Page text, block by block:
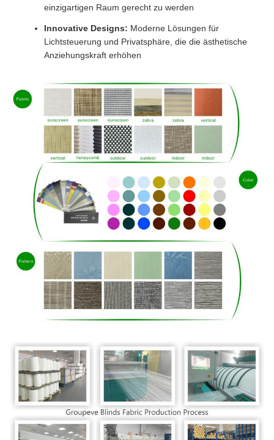
einzigartigen Raum gerecht zu werden
Innovative Designs: Moderne Lösungen für
Lichtsteuerung und Privatsphäre, die die ästhetische
Anziehungskraft erhöhen